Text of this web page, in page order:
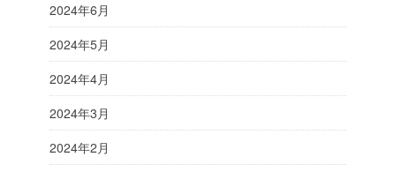
2024年6月
2024年5月
2024年4月
2024年3月
2024年2月